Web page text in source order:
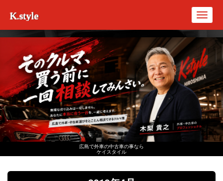
広島で外車の中古車の事なら
ケイスタイル
K.style